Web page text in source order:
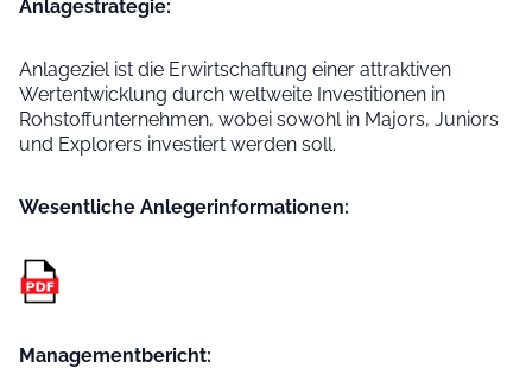
Anlage­strategie:
Anlageziel ist die Erwirtschaftung einer attraktiven
Wertentwicklung durch weltweite Investitionen in
Rohstoffunternehmen, wobei sowohl in Majors, Juniors
und Explorers investiert werden soll.
Wesentliche Anleger­informationen:
Managementbericht: